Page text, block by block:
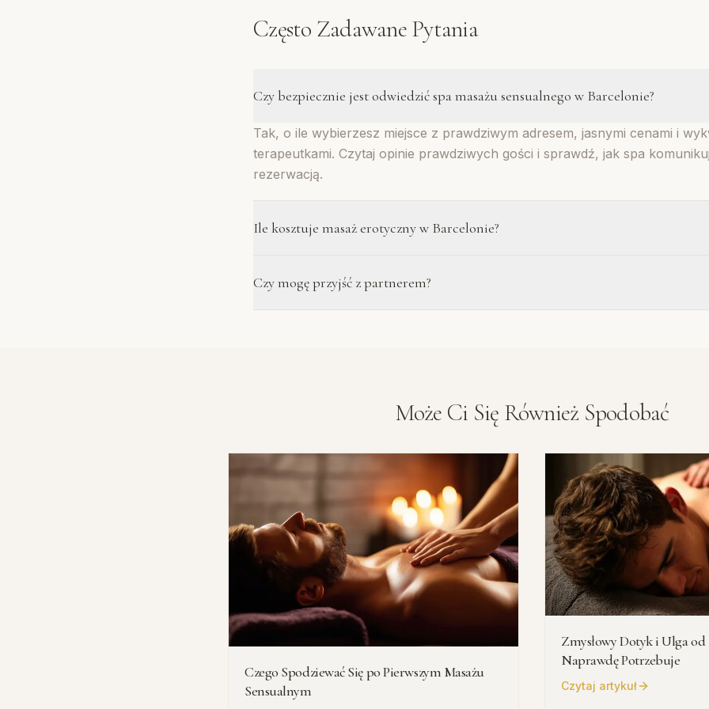
Często Zadawane Pytania
Czy bezpiecznie jest odwiedzić spa masażu sensualnego w Barcelonie?
Tak, o ile wybierzesz miejsce z prawdziwym adresem, jasnymi cenami i
terapeutkami. Czytaj opinie prawdziwych gości i sprawdź, jak spa
rezerwacją.
Ile kosztuje masaż erotyczny w Barcelonie?
i czasu trwania. Jeśli ceny wydają się dużo niższe, zachowaj ostrożność
to niższą jakość.
Czy mogę przyjść z partnerem?
Może Ci Się Również Spodobać
Czego Spodziewać Się po Pierwszym Masażu
Sensualnym
Zmysłowy Dotyk i Ulga od
Naprawdę Potrzebuje
Czytaj artykuł